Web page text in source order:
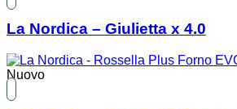
La Nordica – Giulietta x 4.0
Nuovo